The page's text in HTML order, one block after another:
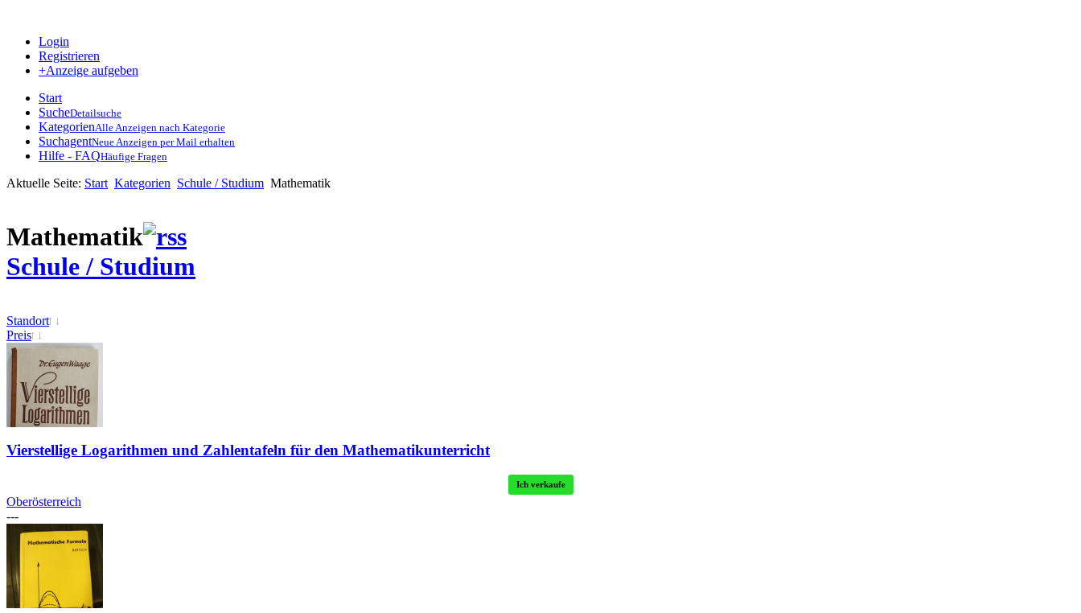
Login
Registrieren
+Anzeige aufgeben
Start
SucheDetailsuche
KategorienAlle Anzeigen nach Kategorie
SuchagentNeue Anzeigen per Mail erhalten
Hilfe - FAQHäufige Fragen
Aktuelle Seite: Start Kategorien Schule / Studium Mathematik
Mathematik
Schule / Studium
Standort
Preis
Vierstellige Logarithmen und Zahlentafeln für den Mathematikunterricht
Ich verkaufe
Oberösterreich
---